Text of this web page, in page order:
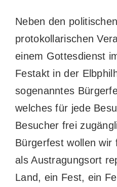
Neben den
protokollarischen
einem Gottesdienst
Festakt in der
sogenanntes
welches für jede
Besucher frei
Bürgerfest wollen wir
als Austragungsort
Land, ein Fest, ein